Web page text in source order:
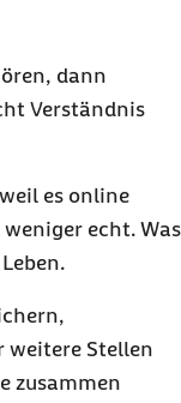
dann
Verständnis
es online
echt. Was
weitere Stellen
zusammen